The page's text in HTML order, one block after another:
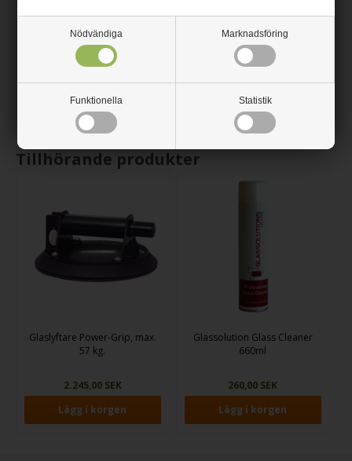
Nödvändiga Marknadsföring
Funktionella Statistik
Climaplus XN och väljer du 15 eller 16mm luft får du det bästa
isoleringsvärdet och därmed super lågenergifönster.
Glashandlarens isolerrutor kommer med "varm kant". Varm kant
betyder att profilen som skiljer glaset ute vid kanten är tillverkat
av ett icke-ledande material, vilket begränsar inre kondensering.
Med varm kant uppnås även ett lite bättre u-värde.
Tillhörande produkter
Glaslyftare Power-Grip, max.
57 kg.
2.245,00 SEK
Glassolution Glass Cleaner
660ml
260,00 SEK